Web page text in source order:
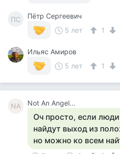
ПС
Пётр Сергеевич
5 лет
1
Ильяс Амиров
5 лет
1
NA Not An Angel...
Оч просто, если
найдут выход из
но можно ко всем